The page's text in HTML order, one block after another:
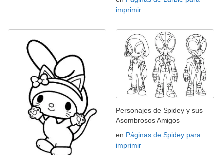
imprimir
Personajes de Spidey y sus
Asombrosos Amigos
en Páginas de Spidey para
imprimir